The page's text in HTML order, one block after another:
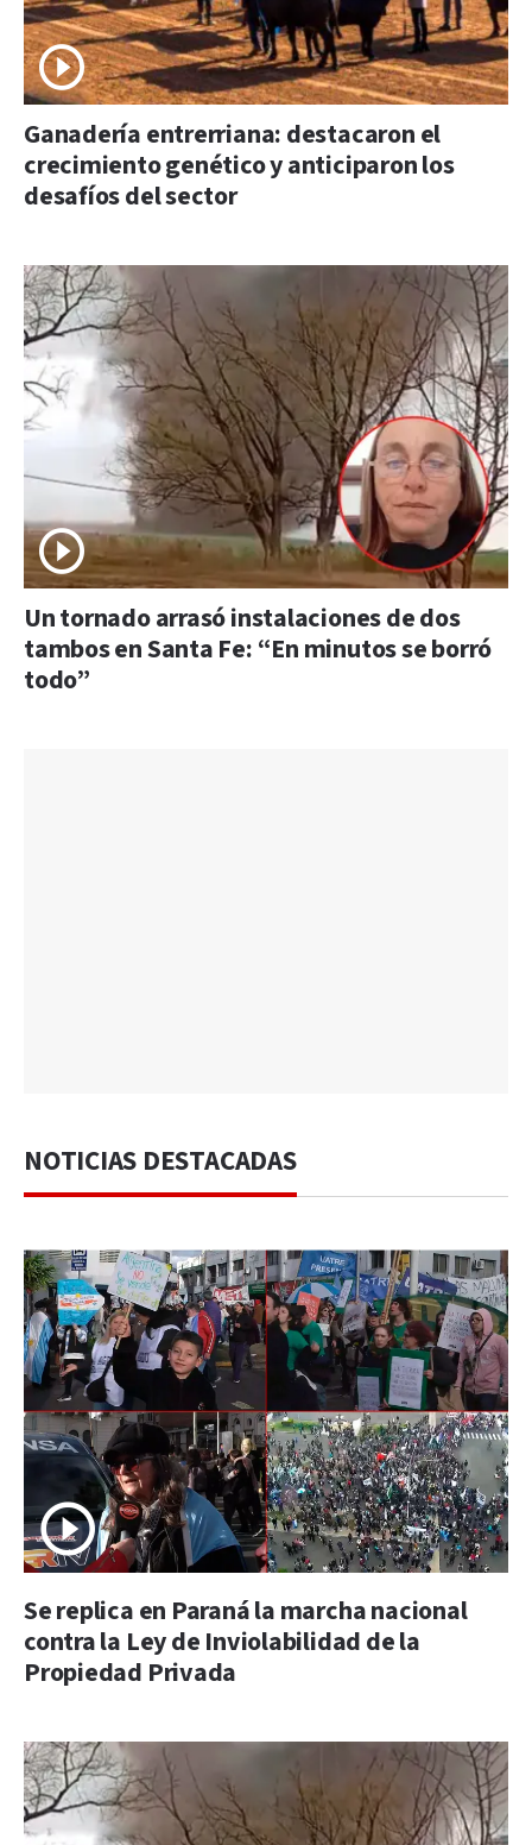
Ganadería entrerriana: destacaron el
crecimiento genético y anticiparon los
desafíos del sector
Un tornado arrasó instalaciones de dos
tambos en Santa Fe: “En minutos se borró
todo”
NOTICIAS DESTACADAS
Se replica en Paraná la marcha nacional
contra la Ley de Inviolabilidad de la
Propiedad Privada